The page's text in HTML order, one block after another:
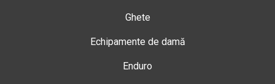
Ghete
Echipamente de damă
Enduro